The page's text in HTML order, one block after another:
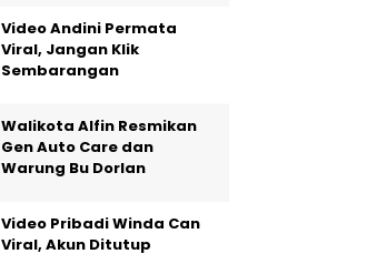
Video Andini Permata
Viral, Jangan Klik
Sembarangan
Walikota Alfin Resmikan
Gen Auto Care dan
Warung Bu Dorlan
Video Pribadi Winda Can
Viral, Akun Ditutup